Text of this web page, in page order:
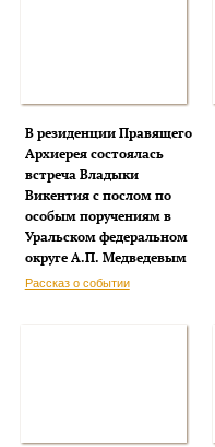
В резиденции Правящего
Архиерея состоялась
встреча Владыки
Викентия с послом по
особым поручениям в
Уральском федеральном
округе А.П. Медведевым
Рассказ о событии